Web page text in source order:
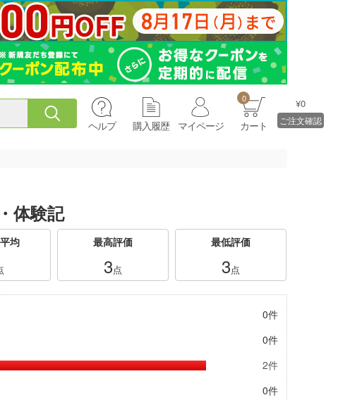
ヘルプ 購入履歴 マイページ
0
カート
¥0
ご注文確認
体験記
均 最高評価
3点
最低評価
3点
0件
0件
2件
0件